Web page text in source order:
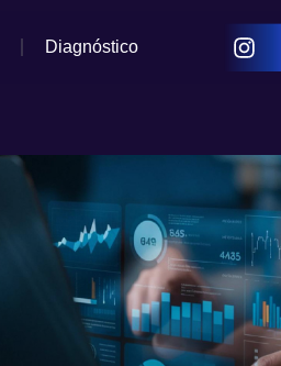
Diagnóstico